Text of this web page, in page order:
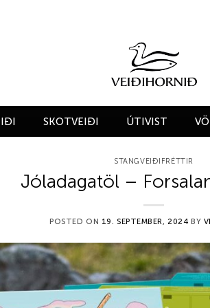
SKOTVEIÐI ÚTIVIST
STANGVEIÐIFRÉTTIR
Jóladagatöl –
POSTED ON 19. SEPTEMBER, 2024 BY